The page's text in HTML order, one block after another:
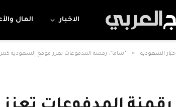
الاخبار المال
اخبار السعودية » “ساما”: رقمنة المدفوعات تعزز موقع السعودية